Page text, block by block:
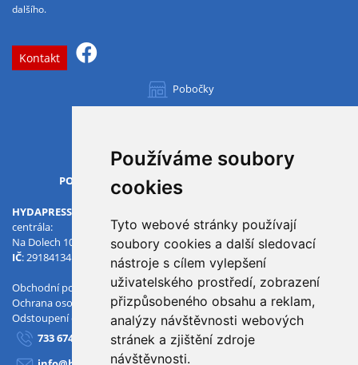
Používáme soubory
cookies
Tyto webové stránky používají
soubory cookies a další sledovací
nástroje s cílem vylepšení
uživatelského prostředí, zobrazení
přizpůsobeného obsahu a reklam,
analýzy návštěvnosti webových
stránek a zjištění zdroje
návštěvnosti.
dalšího.
Kontakt
Pobočky
OTVÍRACÍ DOBA
PO-PÁ
HYDAPRESS CZ s.r.o.
centrála:
Na Dolech 109 586 01 Jihlava
IČ: 29184134 : CZ29184134
Obchodní podmínky
Ochrana osobních údajů
Odstoupení od smlouvy
733 674 293